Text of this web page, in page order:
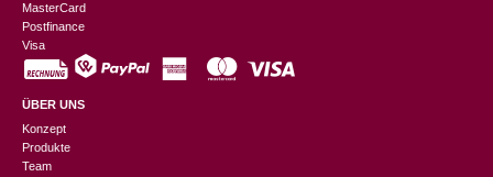
MasterCard
Postfinance
Visa
ÜBER UNS
Konzept
Produkte
Team